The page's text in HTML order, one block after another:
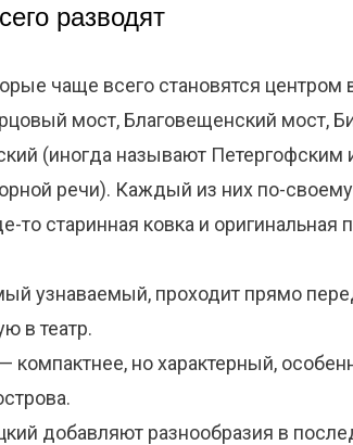
разводят
чаще всего становятся центром
мост, Благовещенский мост,
(иногда называют Петергофским
речи). Каждый из них по-
то старинная ковка и оригинальная
узнаваемый, проходит прямо
в театр.
компактнее, но характерный,
добавляют разнообразия в